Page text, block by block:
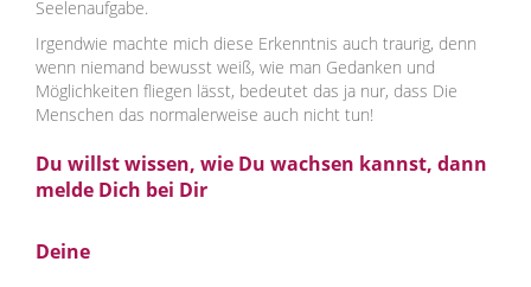
Seelenaufgabe.
Irgendwie machte mich diese Erkenntnis auch traurig, denn
wenn niemand bewusst weiß, wie man Gedanken und
Möglichkeiten fliegen lässt, bedeutet das ja nur, dass Die
Menschen das normalerweise auch nicht tun!
Du willst wissen, wie Du wachsen kannst, dann
melde Dich bei Dir
Deine